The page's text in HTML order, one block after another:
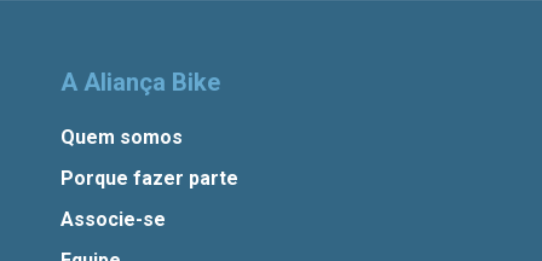
A Aliança Bike
Quem somos
Porque fazer parte
Associe-se